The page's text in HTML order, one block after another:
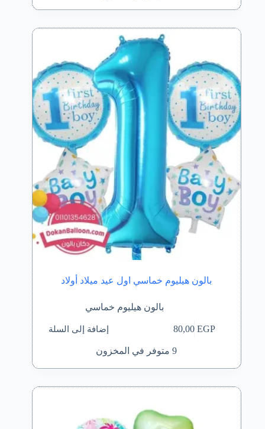
بالون هيليوم خماسي اول عيد ميلاد أولاد
بالون هيليوم خماسي
80,00EGP إضافة إلى السلة
9 متوفر في المخزون